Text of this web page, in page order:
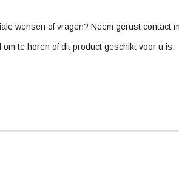
wensen of vragen? Neem gerust contact
te horen of dit product geschikt voor u is.